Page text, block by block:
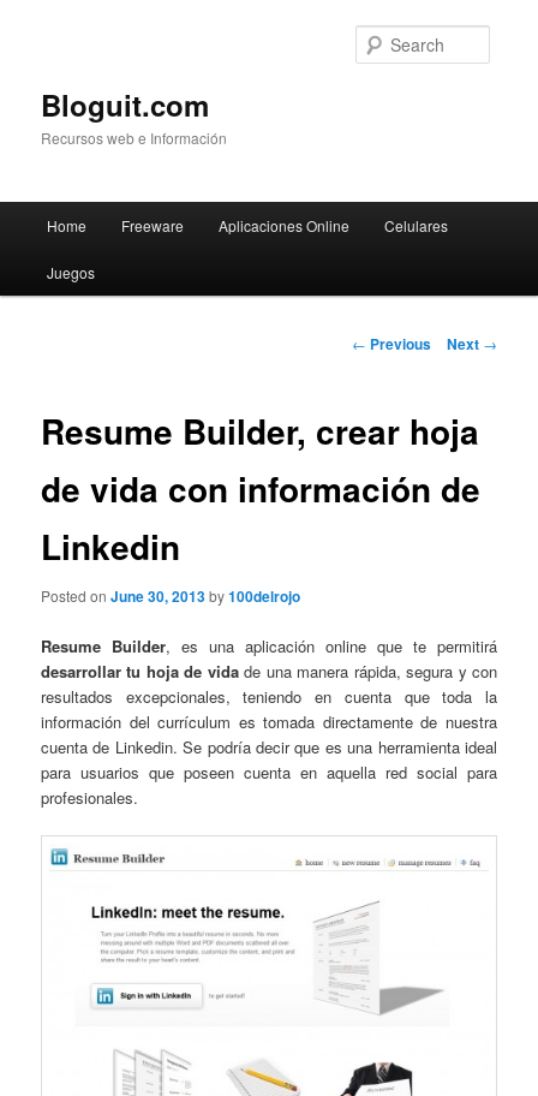
Bloguit.com
Recursos web e Información
Skip
to
Home Freeware Aplicaciones Online Celulares
Juegos
Post
← Previous Next →
Resume Builder, crear hoja
de vida con información de
Linkedin
Posted onJune 30, 2013by100delrojo
Resume Builder, es una aplicación online que te permitirá
desarrollar tu hoja de vidade una manera rápida, segura y con
resultados excepcionales, teniendo en cuenta que toda la
información del currículum es tomada directamente de nuestra
cuenta de Linkedin. Se podría decir que es una herramienta ideal
para usuarios que poseen cuenta en aquella red social para
profesionales.